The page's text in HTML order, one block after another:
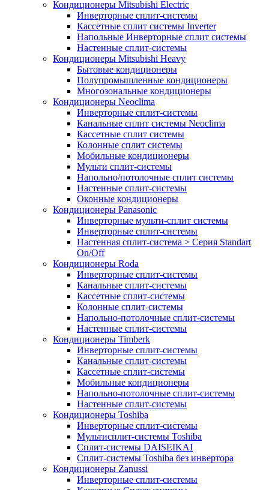
Кондиционеры Mitsubishi Electric
Инверторные сплит-системы
Кассетные сплит системы Inverter
Напольные Инверторные сплит системы
Настенные сплит-системы
Кондиционеры Mitsubishi Heavy
Бытовые кондиционеры
Полупромышленные кондиционеры
Многозональные кондиционеры
Кондиционеры Neoclima
Инверторные сплит-системы
Канальные сплит системы Neoclima
Кассетные сплит системы
Колонные сплит системы
Мобильные кондиционеры
Мульти сплит-системы
Напольно/потолочные сплит системы
Настенные сплит-системы
Оконные кондиционеры
Кондиционеры Panasonic
Инверторные мульти-сплит системы
Инверторные сплит-системы
Настенная сплит-система > Серия Standart
On/Off
Кондиционеры Roda
Инверторные сплит-системы
Канальные сплит-системы
Кассетные сплит-системы
Колонные сплит-системы
Напольно-потолочные сплит-системы
Настенные сплит-системы
Кондиционеры Timberk
Инверторные сплит-системы
Канальные сплит-системы
Кассетные сплит-системы
Мобильные кондиционеры
Напольно-потолочные сплит-системы
Настенные сплит-системы
Кондиционеры Toshiba
Инверторные сплит-системы
Мультисплит-системы Toshiba
Сплит-системы DAISEIKAI
Сплит-системы Toshiba без инвертора
Кондиционеры Zanussi
Инверторные сплит-системы